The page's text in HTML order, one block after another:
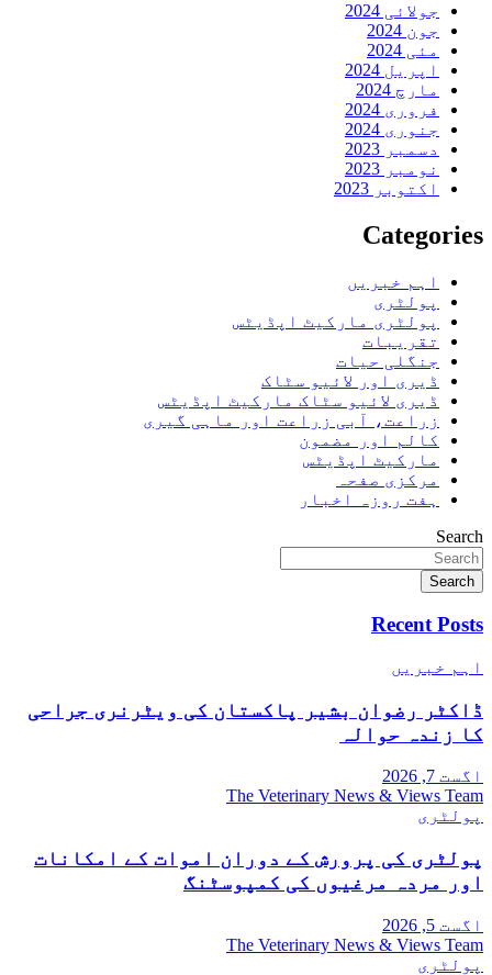
جولائی 2024
جون 2024
مئی 2024
اپریل 2024
مارچ 2024
فروری 2024
جنوری 2024
دسمبر 2023
نومبر 2023
اکتوبر 2023
Categories
اہم خبریں
پولٹری
پولٹری مارکیٹ اپڈیٹس
تقریبات
جنگلی حیات
ڈیری اور لائیو سٹاک
ڈیری لائیو سٹاک مارکیٹ اپڈیٹس
زراعت، آبی زراعت اور ماہی گیری
کالم اور مضمون
مارکیٹ اپڈیٹس
مرکزی صفحہ
ہفت روزہ اخبار
Search
Search
Recent Posts
اہم خبریں
ڈاکٹر رضوان بشیر پاکستان کی ویٹرنری جراحی
کا زندہ حوالہ
اگست 7, 2026
The Veterinary News & Views Team
پولٹری
پولٹری کی پرورش کے دوران اموات کے امکانات
اور مردہ مرغیوں کی کمپوسٹنگ
اگست 5, 2026
The Veterinary News & Views Team
پولٹری